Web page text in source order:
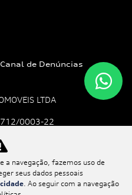
Canal de Denúncias
LTDA
0003-22
a navegação, fazemos uso de
seus dados pessoais
. Ao seguir com a navegação